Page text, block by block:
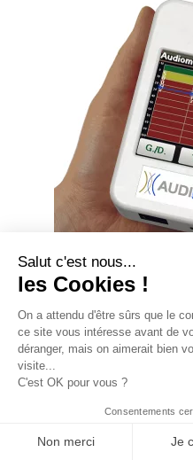
Audiomètre de
Audioschool
Disponibilité :
En stock
Salut c'est nous...
les Cookies !
On a attendu d'être sûrs que le
ce site vous intéresse avant de
déranger, mais on aimerait bien
visite...
C'est OK pour vous ?
Consentements
Non merci Je